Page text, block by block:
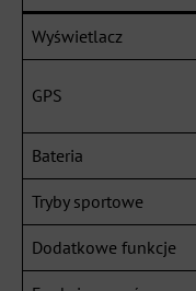
Wyświetlacz
GPS
Bateria
Tryby sportowe
Dodatkowe funkcje